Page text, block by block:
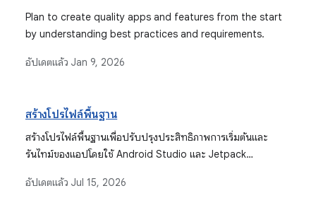
Plan to create quality apps and features from the start
by understanding best practices and requirements.
อัปเดตแล้ว Jan 9, 2026
สร้างโปรไฟล์พื้นฐาน
สร้างโปรไฟล์พื้นฐานเพื่อปรับปรุงประสิทธิภาพการเริ่มต้นและ
รันไทม์ของแอปโดยใช้ Android Studio และ Jetpack
อัปเดตแล้ว Jul 15, 2026